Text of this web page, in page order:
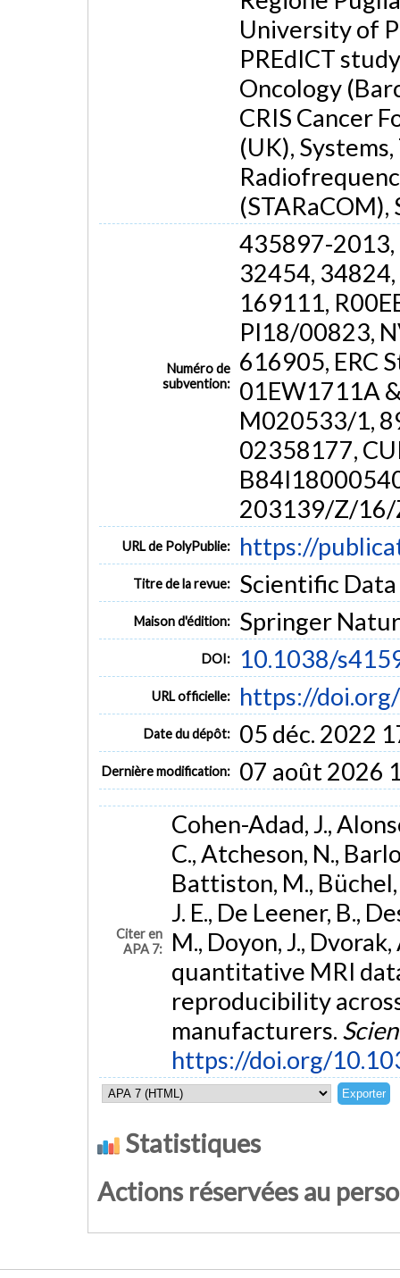
University of
PREdICT
Oncology
CRIS Cancer
(UK),
Numéro de
subvention:
435897-2013,
32454,
169111,
PI18/00823,
616905, ERC
01EW1711A
M020533/1,
02358177,
203139/Z/16/
URL de PolyPublie: https://
Titre de la revue: Scientific Data
Maison d'édition: Springer
DOI: 10.1038/
URL officielle: https://
Date du dépôt: 05 déc. 2022
Dernière modification: 07 août 2026
Citer en
APA 7:
Cohen-Adad, J.,
C., Atcheson, N.,
Battiston, M., Büchel,
J. E., De Leener, B.,
M., Doyon, J.,
quantitative MRI
reproducibility
manufacturers.
https://doi.org/
Statistiques
Actions réservées au